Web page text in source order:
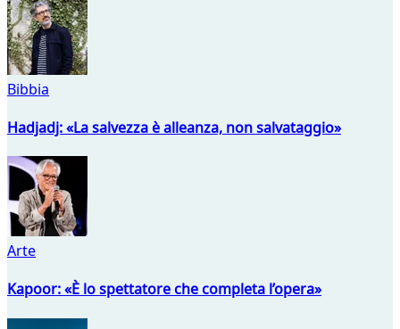
Bibbia
Hadjadj: «La salvezza è alleanza, non salvataggio»
Arte
Kapoor: «È lo spettatore che completa l’opera»